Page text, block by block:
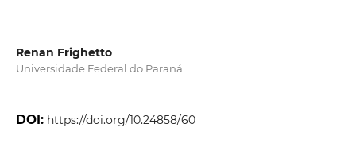
Renan Frighetto
Universidade Federal do Paraná
DOI: https://doi.org/10.24858/60